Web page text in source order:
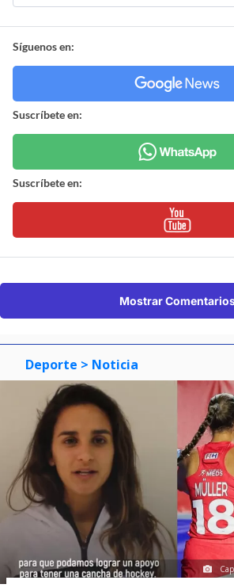
Síguenos en:
Suscríbete en:
Suscríbete en:
Mostrar
Deporte > Noticia